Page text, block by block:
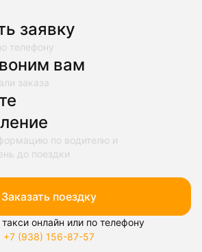
заявку
телефону
вам
заказа
по водителю и
до поездки
Заказать поездку
онлайн или по телефону
+7 (938) 156-87-57